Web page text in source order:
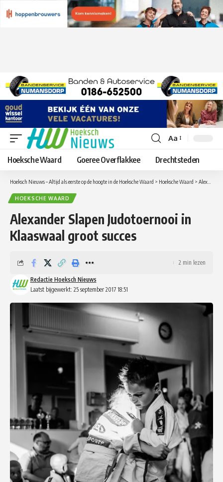
Lettergrootte
aanpassen
Aa
Hoeksche Waard Goeree Overflakkee Drechtsteden
Hoeksch Nieuws – Altijd als eerste op de hoogte in de Hoeksche Waard > Hoeksche Waard > Alexander Slapen Judotoernooi in Klaaswaal groot succes
HOEKSCHE WAARD
Alexander Slapen Judotoernooi in
Klaaswaal groot succes
Laatst bijgewerkt: 25 september 2017 18:51
Redactie Hoeksch Nieuws
2 min lezen